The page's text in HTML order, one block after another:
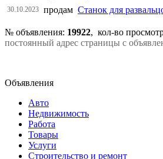
30.10.2023 продам Станок для
№ объявления: 19922, кол-во
постоянный адрес страницы с
Объявления
Авто
Недвижимость
Работа
Товары
Услуги
Строительство и ремонт